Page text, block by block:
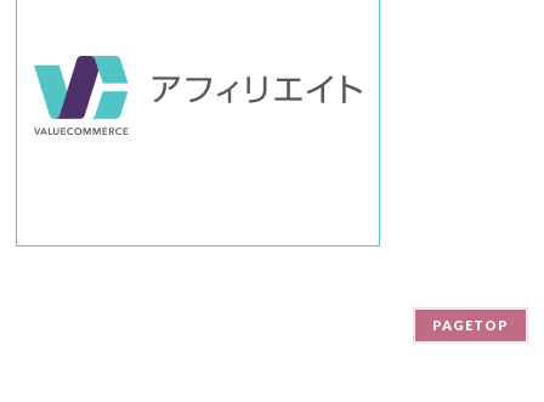
PAGETOP